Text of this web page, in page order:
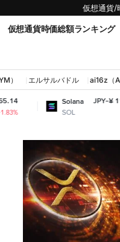
仮想通貨/
仮想通貨時価総額ランキング
） エルサルバドル ai16z（
Solana
SOL
JPY-¥